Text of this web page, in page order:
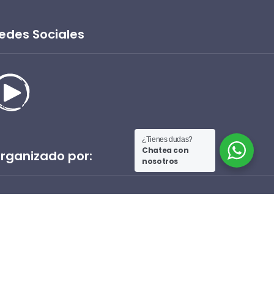
Sociales
por:
¿Tienes dudas?
Chatea con
nosotros